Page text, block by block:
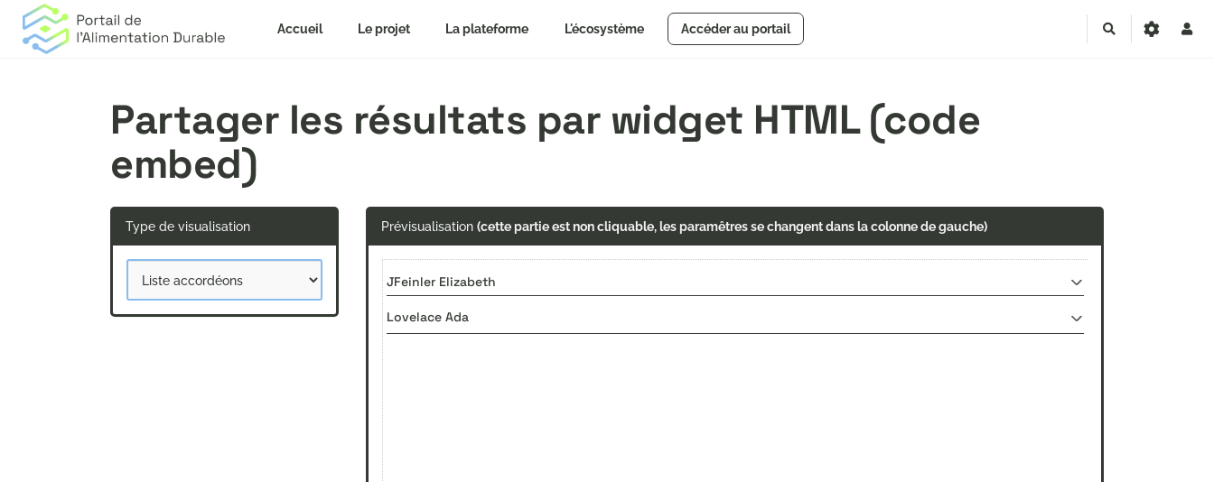
Accueil Le projet La plateforme L'écosystème Accéder au portail Rechercher
Partager les résultats par widget HTML (code
embed)
Type de visualisation Prévisualisation (cette partie est non cliquable, les paramêtres se changent dans la colonne de gauche)